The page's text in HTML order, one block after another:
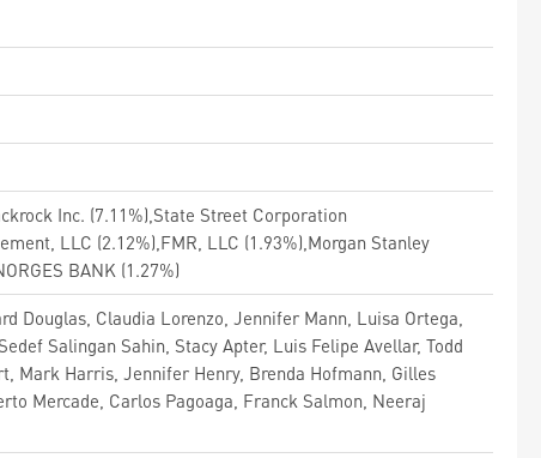
Inc. (7.11%),State Street Corporation
LLC (2.12%),FMR, LLC (1.93%),Morgan Stanley
BANK (1.27%)
Douglas, Claudia Lorenzo, Jennifer Mann, Luisa Ortega,
Salingan Sahin, Stacy Apter, Luis Felipe Avellar, Todd
Mark Harris, Jennifer Henry, Brenda Hofmann, Gilles
Mercade, Carlos Pagoaga, Franck Salmon, Neeraj